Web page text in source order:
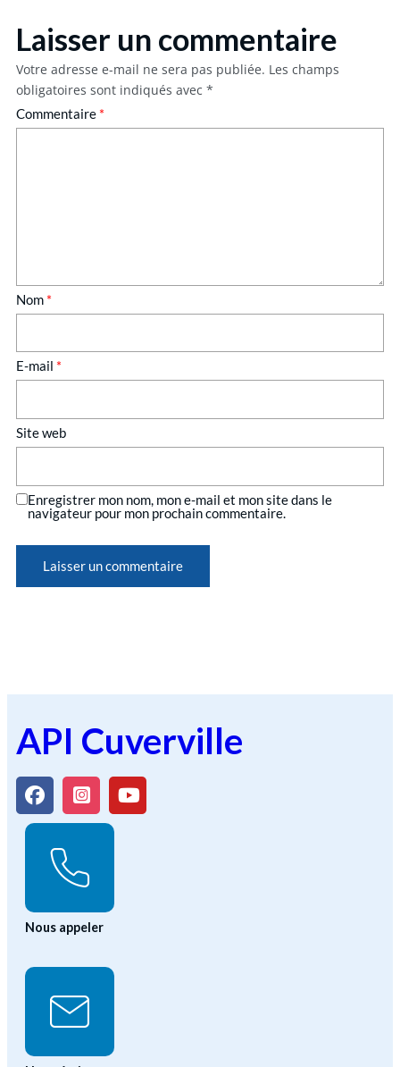
Laisser un commentaire
Votre adresse e-mail ne sera pas publiée. Les champs
obligatoires sont indiqués avec *
Commentaire *
Nom *
E-mail *
Site web
Enregistrer mon nom, mon e-mail et mon site dans le
navigateur pour mon prochain commentaire.
API Cuverville
Nous appeler